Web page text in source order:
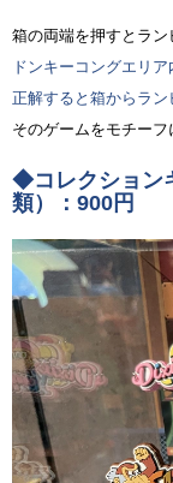
箱の両端を押すとラン
ドンキーコングエリ
正解すると箱からラン
そのゲームをモチー
◆コレクション
類）：900円